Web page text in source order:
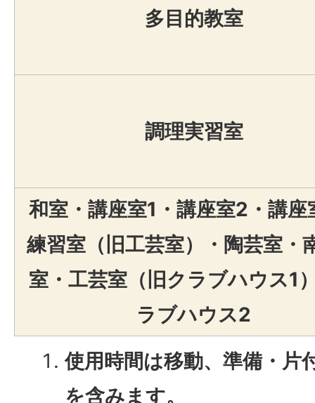
多目的教室
調理実習室
和室・講座室1・講座室2・講座
練習室（旧工芸室）・陶芸室・
室・工芸室（旧クラブハウス1
ラブハウス2
使用時間は移動、準備・片
を含みます。